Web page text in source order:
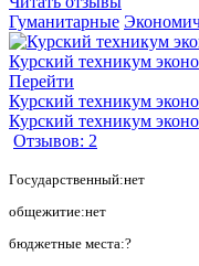
Гуманитарные
Перейти
Курский техникум
Курский техникум
Отзывов: 2
Государственный:нет
общежитие:нет
бюджетные места:?